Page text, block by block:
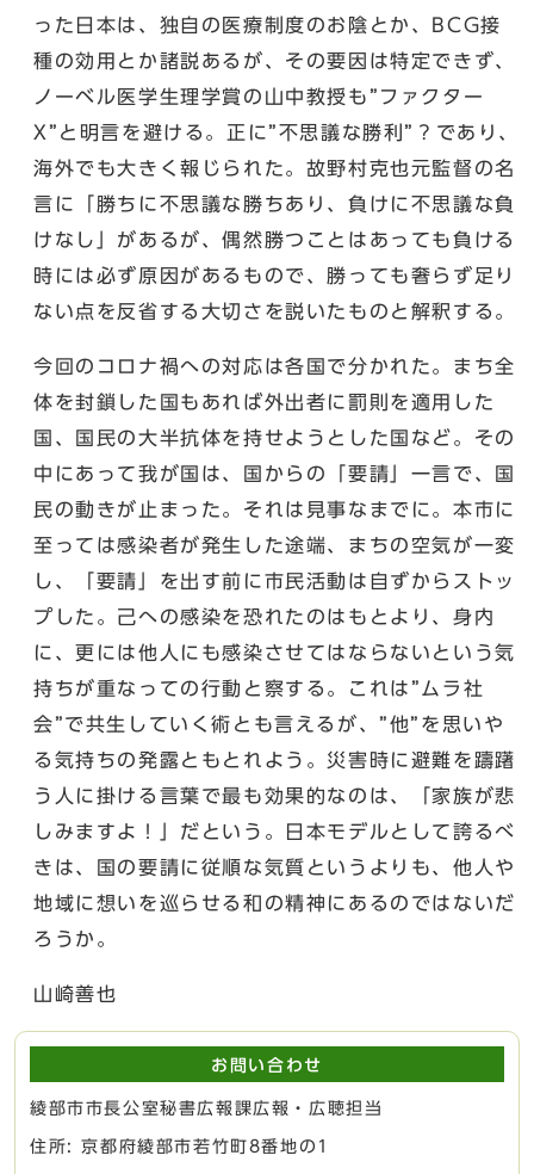
った日本は、独自の医療制度のお陰とか、BCG接
種の効用とか諸説あるが、その要因は特定できず、
ノーベル医学生理学賞の山中教授も”ファクター
X”と明言を避ける。正に”不思議な勝利”？であり、
海外でも大きく報じられた。故野村克也元監督の名
言に「勝ちに不思議な勝ちあり、負けに不思議な負
けなし」があるが、偶然勝つことはあっても負ける
時には必ず原因があるもので、勝っても奢らず足り
ない点を反省する大切さを説いたものと解釈する。
今回のコロナ禍への対応は各国で分かれた。まち全
体を封鎖した国もあれば外出者に罰則を適用した
国、国民の大半抗体を持せようとした国など。その
中にあって我が国は、国からの「要請」一言で、国
民の動きが止まった。それは見事なまでに。本市に
至っては感染者が発生した途端、まちの空気が一変
し、「要請」を出す前に市民活動は自ずからストッ
プした。己への感染を恐れたのはもとより、身内
に、更には他人にも感染させてはならないという気
持ちが重なっての行動と察する。これは”ムラ社
会”で共生していく術とも言えるが、”他”を思いや
る気持ちの発露ともとれよう。災害時に避難を躊躇
う人に掛ける言葉で最も効果的なのは、「家族が悲
しみますよ！」だという。日本モデルとして誇るべ
きは、国の要請に従順な気質というよりも、他人や
地域に想いを巡らせる和の精神にあるのではないだ
ろうか。
山崎善也
お問い合わせ
綾部市市長公室秘書広報課広報・広聴担当
住所: 京都府綾部市若竹町8番地の1